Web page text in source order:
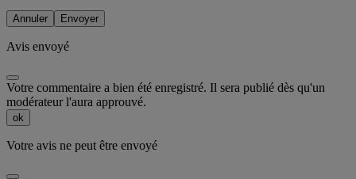
Annuler Envoyer
Avis envoyé
Votre commentaire a bien été enregistré. Il sera publié dès qu'un
modérateur l'aura approuvé.
ok
Votre avis ne peut être envoyé